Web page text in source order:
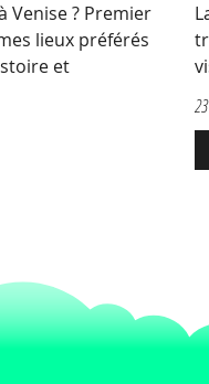
Venise ? Premier
lieux préférés
et